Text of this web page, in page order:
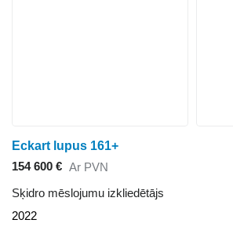
Eckart lupus 161+
154 600 € Ar PVN
Sķidro mēslojumu izkliedētājs
2022